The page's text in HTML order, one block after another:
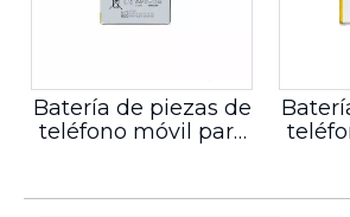
Batería de piezas de
teléfono móvil para